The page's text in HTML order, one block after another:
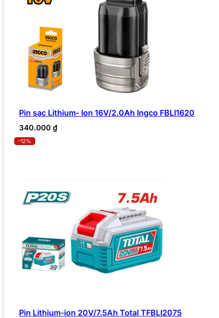
Pin sạc Lithium- Ion 16V/2.0Ah Ingco FBLI1620
340.000 ₫
-12%
Pin Lithium-ion 20V/7.5Ah Total TFBLI2075